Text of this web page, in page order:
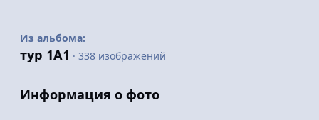
Из альбома:
тур 1А1 · 338 изображений
Информация о фото